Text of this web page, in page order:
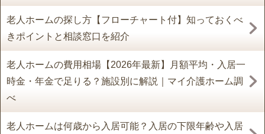
老人ホームの探し方【フローチャート付】知っておくべ
きポイントと相談窓口を紹介
老人ホームの費用相場【2026年最新】月額平均・入居一
時金・年金で足りる？施設別に解説｜マイ介護ホーム調
べ
老人ホームは何歳から入居可能？入居の下限年齢や入居